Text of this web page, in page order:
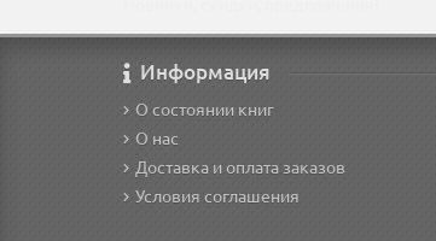
Информация
О состоянии книг
О нас
Доставка и оплата заказов
Условия соглашения